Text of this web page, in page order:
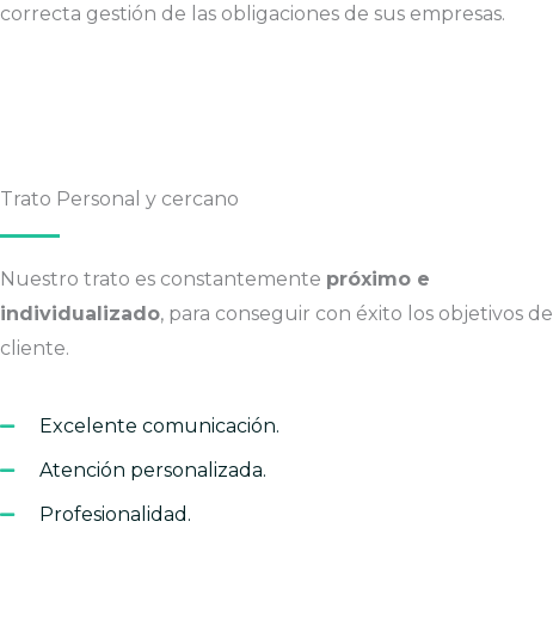
correcta gestión de las obligaciones de sus empresas.
Trato Personal y cercano
Nuestro trato es constantemente próximo e
individualizado, para conseguir con éxito los objetivos del
cliente.
Excelente comunicación.
Atención personalizada.
Profesionalidad.